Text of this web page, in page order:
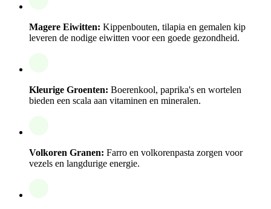
Magere Eiwitten: Kippenbouten, tilapia en gemalen kip
leveren de nodige eiwitten voor een goede gezondheid.
Kleurige Groenten: Boerenkool, paprika's en wortelen
bieden een scala aan vitaminen en mineralen.
Volkoren Granen: Farro en volkorenpasta zorgen voor
vezels en langdurige energie.